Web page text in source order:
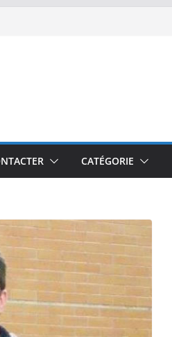
CATÉGORIE